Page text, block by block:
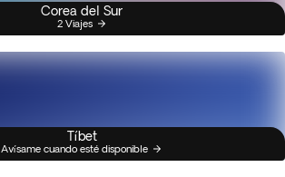
Corea del Sur
2 Viajes
Tíbet
Avísame cuando esté disponible